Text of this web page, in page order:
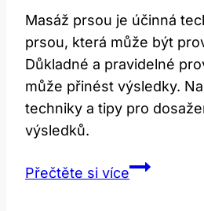
Masáž prsou je účinná
prsou, která může být
Důkladné a pravidelné
může přinést výsledky.
techniky a tipy pro
výsledků.
Přečtěte si víceMasáž